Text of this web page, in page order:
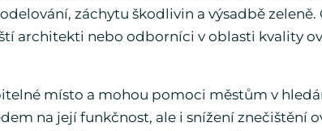
záchytu škodlivin a výsadbě zeleně.
architekti nebo odborníci v oblasti kvality
místo a mohou pomoci městům v
na její funkčnost, ale i snížení znečištění